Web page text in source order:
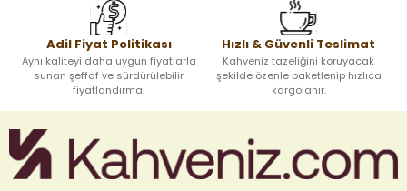
Adil Fiyat Politikası
Aynı kaliteyi daha uygun fiyatlarla
sunan şeffaf ve sürdürülebilir
fiyatlandırma.
Hızlı & Güvenli Teslimat
Kahveniz tazeliğini koruyacak
şekilde özenle paketlenip hızlıca
kargolanır.